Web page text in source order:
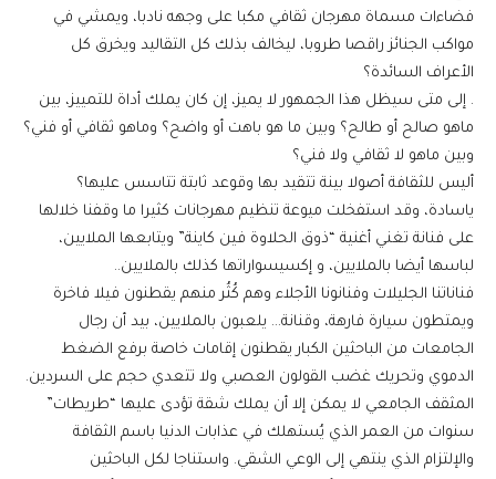
فضاءات مسماة مهرجان ثقافي مكبا على وجهه نادبا، ويمشي في
مواكب الجنائز راقصا طروبا، ليخالف بذلك كل التقاليد ويخرق كل
الأعراف السائدة؟
. إلى متى سيظل هذا الجمهور لا يميز، إن كان يملك أداة للتمييز، بين
ماهو صالح أو طالح؟ وبين ما هو باهت أو واضح؟ وماهو ثقافي أو فني؟
وبين ماهو لا ثقافي ولا فني؟
أليس للثقافة أصولا بينة تتقيد بها وقوعد ثابتة تتاسس عليها؟
ياسادة، وقد استفخلت ميوعة تنظيم مهرجانات كثيرا ما وقفنا خلالها
على فنانة تغني أغنية “ذوق الحلاوة فين كاينة” ويتابعها الملايين،
لباسها أيضا بالملايين، و إكسيسواراتها كذلك بالملايين..
فناناتنا الجليلات وفنانونا الأجلاء وهم كُثُر منهم يقطنون فيلا فاخرة
ويمتطون سيارة فارهة، وقنانة… يلعبون بالملايين، بيد أن رجال
الجامعات من الباحثين الكبار يقطنون إقامات خاصة برفع الضغط
الدموي وتحريك غضب القولون العصبي ولا تتعدي حجم على السردين.
المثقف الجامعي لا يمكن إلا أن يملك شقة تؤدى عليها “طريطات”
سنوات من العمر الذي يُستهلك في عذابات الدنيا باسم الثقافة
والإلتزام الذي ينتهي إلى الوعي الشقي. واستناجا لكل الباحثين